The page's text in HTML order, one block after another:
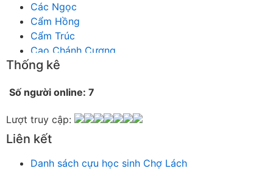
Các Ngọc
Cẩm Hồng
Cẩm Trúc
Cao Chánh Cương
Cao Nhật Quyên
Chích Chị
Chu Trầm Nguyên Minh
Cò Bằng
Công Bình
Thống kê
Số người online: 7
Lượt truy cập:
Liên kết
Danh sách cựu học sinh Chợ Lách